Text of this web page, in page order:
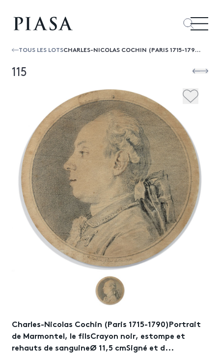
TOUS LES LOTS CHARLES-NICOLAS COCHIN (PARIS 1715-1790)PORTRAIT DE MARMONTEL, LE FILSCRAYON NOIR, ESTOMPE ET REHAUTS DE SANGUINEØ 11,5 CMSIGNÉ ET D...
115
Charles-Nicolas Cochin (Paris 1715-1790)Portrait
de Marmontel, le filsCrayon noir, estompe et
rehauts de sanguineØ 11,5 cmSigné et d...